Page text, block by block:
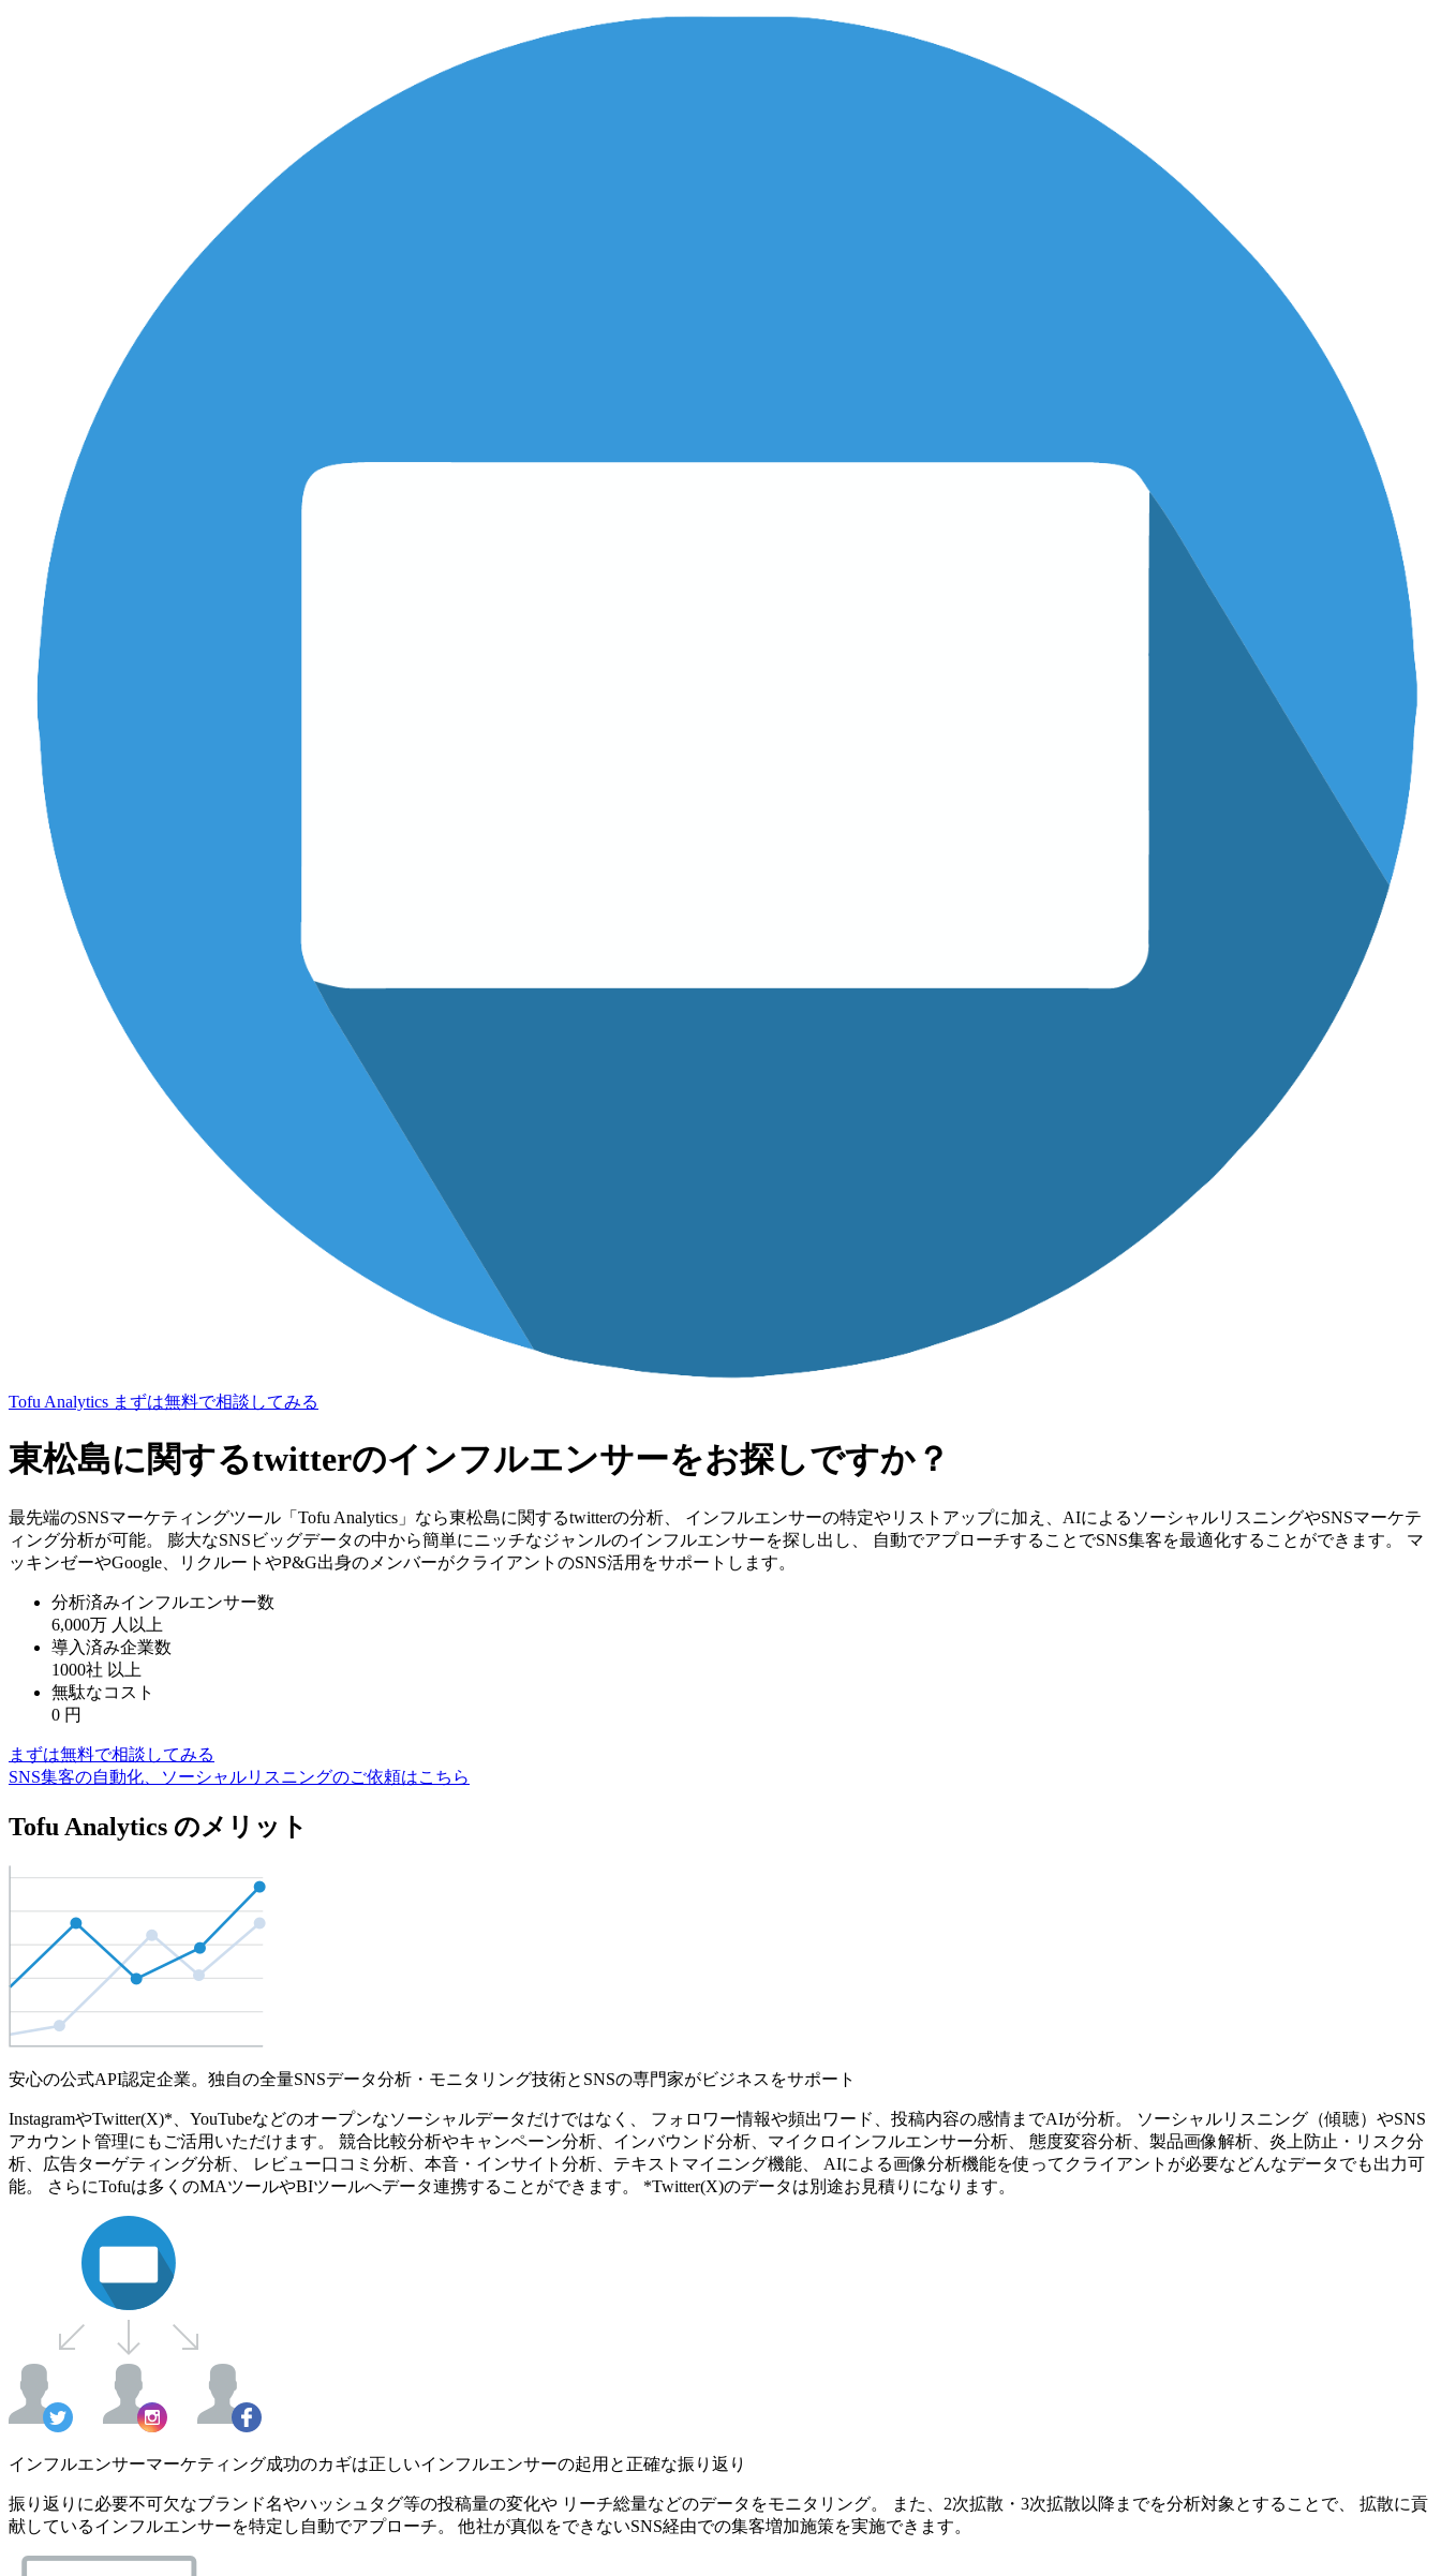
Tofu Analytics まずは無料で相談してみる
東松島に関するtwitterのインフルエンサーをお探しですか？
最先端のSNSマーケティングツール「Tofu Analytics」なら東松島に関するtwitterの分析、 インフルエンサーの特定やリストアップに加え、AIによるソーシャルリスニングやSNSマーケテ
ィング分析が可能。 膨大なSNSビッグデータの中から簡単にニッチなジャンルのインフルエンサーを探し出し、 自動でアプローチすることでSNS集客を最適化することができます。 マ
ッキンゼーやGoogle、リクルートやP&G出身のメンバーがクライアントのSNS活用をサポートします。
分析済みインフルエンサー数
6,000万 人以上
導入済み企業数
1000社 以上
無駄なコスト
0 円
まずは無料で相談してみる
SNS集客の自動化、ソーシャルリスニングのご依頼はこちら
Tofu Analytics のメリット
安心の公式API認定企業。独自の全量SNSデータ分析・モニタリング技術とSNSの専門家がビジネスをサポート
InstagramやTwitter(X)*、YouTubeなどのオープンなソーシャルデータだけではなく、 フォロワー情報や頻出ワード、投稿内容の感情までAIが分析。 ソーシャルリスニング（傾聴）やSNS
アカウント管理にもご活用いただけます。 競合比較分析やキャンペーン分析、インバウンド分析、マイクロインフルエンサー分析、 態度変容分析、製品画像解析、炎上防止・リスク分
析、広告ターゲティング分析、 レビュー口コミ分析、本音・インサイト分析、テキストマイニング機能、 AIによる画像分析機能を使ってクライアントが必要などんなデータでも出力可
能。 さらにTofuは多くのMAツールやBIツールへデータ連携することができます。 *Twitter(X)のデータは別途お見積りになります。
インフルエンサーマーケティング成功のカギは正しいインフルエンサーの起用と正確な振り返り
振り返りに必要不可欠なブランド名やハッシュタグ等の投稿量の変化や リーチ総量などのデータをモニタリング。 また、2次拡散・3次拡散以降までを分析対象とすることで、 拡散に貢
献しているインフルエンサーを特定し自動でアプローチ。 他社が真似をできないSNS経由での集客増加施策を実施できます。